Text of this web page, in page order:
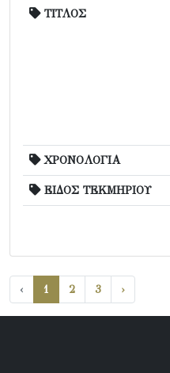
ΤΙΤΛΟΣ
ΧΡΟΝΟΛΟΓΙΑ
ΕΙΔΟΣ ΤΕΚΜΗΡΙΟΥ
‹ 1 2 3 ›